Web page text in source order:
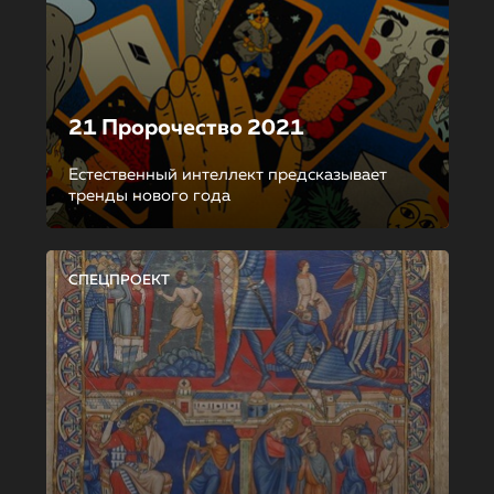
21 Пророчество 2021
Естественный интеллект предсказывает
тренды нового года
СПЕЦПРОЕКТ